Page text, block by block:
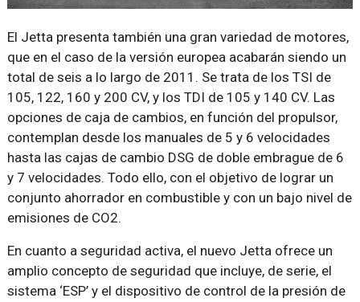
El Jetta presenta también una gran variedad de motores,
que en el caso de la versión europea acabarán siendo un
total de seis a lo largo de 2011. Se trata de los TSI de
105, 122, 160 y 200 CV, y los TDI de 105 y 140 CV. Las
opciones de caja de cambios, en función del propulsor,
contemplan desde los manuales de 5 y 6 velocidades
hasta las cajas de cambio DSG de doble embrague de 6
y 7 velocidades. Todo ello, con el objetivo de lograr un
conjunto ahorrador en combustible y con un bajo nivel de
emisiones de CO2.
En cuanto a seguridad activa, el nuevo Jetta ofrece un
amplio concepto de seguridad que incluye, de serie, el
sistema ‘ESP’ y el dispositivo de control de la presión de